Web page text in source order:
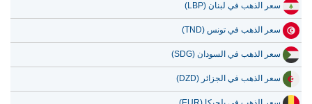
سعر الذهب في لبنان (LBP)
سعر الذهب في تونس (TND)
سعر الذهب في السودان (SDG)
سعر الذهب في الجزائر (DZD)